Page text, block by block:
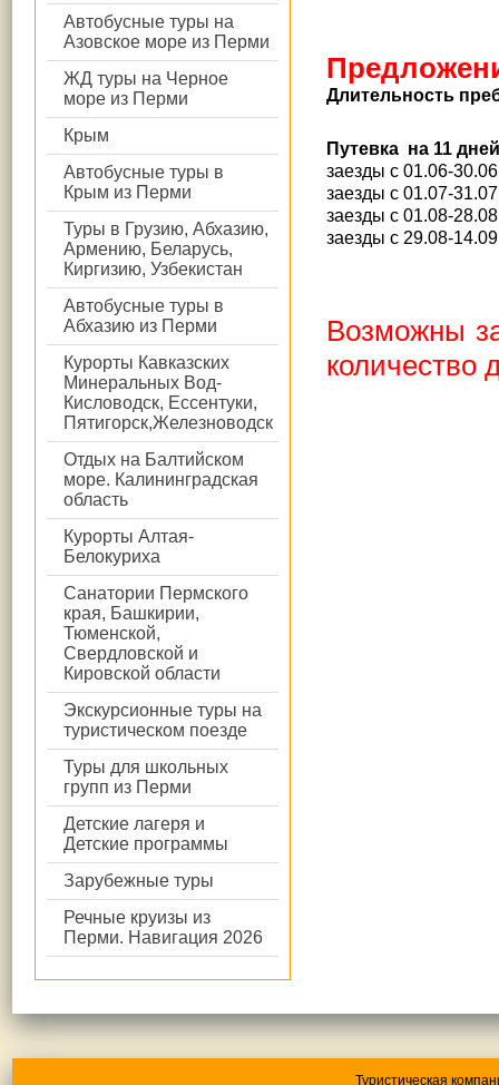
Автобусные туры на
Азовское море из Перми
ЖД туры на Черное
море из Перми
Крым
Автобусные туры в
Крым из Перми
Туры в Грузию, Абхазию,
Армению, Беларусь,
Киргизию, Узбекистан
Автобусные туры в
Абхазию из Перми
Курорты Кавказских
Минеральных Вод-
Кисловодск, Ессентуки,
Пятигорск,Железноводск
Отдых на Балтийском
море. Калининградская
область
Курорты Алтая-
Белокуриха
Санатории Пермского
края, Башкирии,
Тюменской,
Свердловской и
Кировской области
Экскурсионные туры на
туристическом поезде
Туры для школьных
групп из Перми
Детские лагеря и
Детские программы
Зарубежные туры
Речные круизы из
Перми. Навигация 2026
Длительность
Путевка на 11
заезды с 01.06-30.06
заезды с 01.07-31.07
заезды с 01.08-28.08
заезды с 29.08-14.09
Возможны
количество
Туристическая